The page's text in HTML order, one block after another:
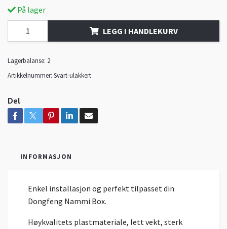
På lager
LEGG I HANDLEKURV
Lagerbalanse: 2
Artikkelnummer: Svart-ulakkert
Del
INFORMASJON
Enkel installasjon og perfekt tilpasset din
Dongfeng Nammi Box.
Høykvalitets plastmateriale, lett vekt, sterk